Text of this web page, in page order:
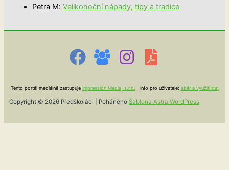
Petra M: Velikonoční nápady, tipy a tradice
Tento portál mediálně zastupuje Impression Media, s.r.o. | Info pro uživatele: sběr a využití dat
Copyright © 2026 Předškoláci | Poháněno Šablona Astra WordPress